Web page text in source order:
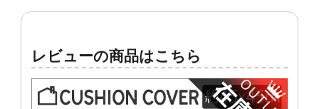
レビューの商品はこちら